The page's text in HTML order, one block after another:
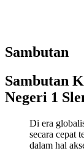
Sambutan
Sambutan
Negeri 1
Di era
secara cepat
dalam hal